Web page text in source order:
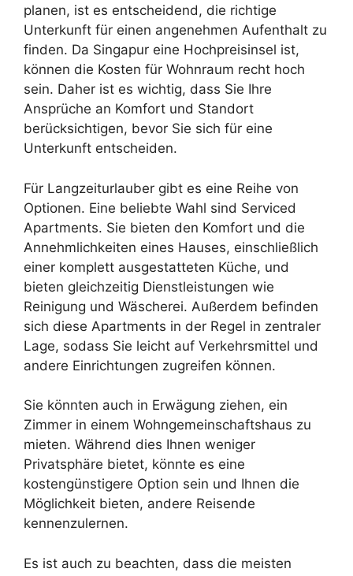
planen, ist es entscheidend, die richtige
Unterkunft für einen angenehmen Aufenthalt zu
finden. Da Singapur eine Hochpreisinsel ist,
können die Kosten für Wohnraum recht hoch
sein. Daher ist es wichtig, dass Sie Ihre
Ansprüche an Komfort und Standort
berücksichtigen, bevor Sie sich für eine
Unterkunft entscheiden.
Für Langzeiturlauber gibt es eine Reihe von
Optionen. Eine beliebte Wahl sind Serviced
Apartments. Sie bieten den Komfort und die
Annehmlichkeiten eines Hauses, einschließlich
einer komplett ausgestatteten Küche, und
bieten gleichzeitig Dienstleistungen wie
Reinigung und Wäscherei. Außerdem befinden
sich diese Apartments in der Regel in zentraler
Lage, sodass Sie leicht auf Verkehrsmittel und
andere Einrichtungen zugreifen können.
Sie könnten auch in Erwägung ziehen, ein
Zimmer in einem Wohngemeinschaftshaus zu
mieten. Während dies Ihnen weniger
Privatsphäre bietet, könnte es eine
kostengünstigere Option sein und Ihnen die
Möglichkeit bieten, andere Reisende
kennenzulernen.
Es ist auch zu beachten, dass die meisten